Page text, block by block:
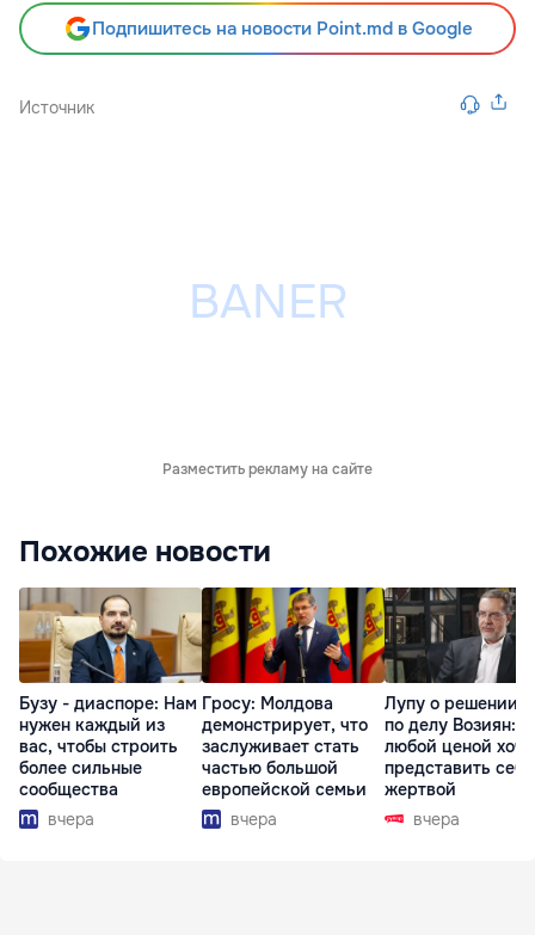
Подпишитесь на новости Point.md в Google
Источник
Разместить рекламу на сайте
Похожие новости
Бузу - диаспоре: Нам
нужен каждый из
вас, чтобы строить
более сильные
сообщества
вчера
Гросу: Молдова
демонстрирует, что
заслуживает стать
частью большой
европейской семьи
вчера
Лупу о решении
по делу Возиян:
любой ценой
представить себя
жертвой
вчера